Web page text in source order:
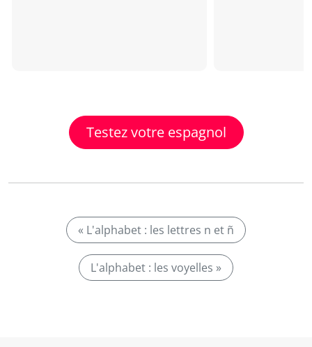
Testez votre espagnol
« L'alphabet : les lettres n et ñ
L'alphabet : les voyelles »